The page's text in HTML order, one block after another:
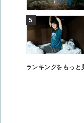
ランキングをもっと